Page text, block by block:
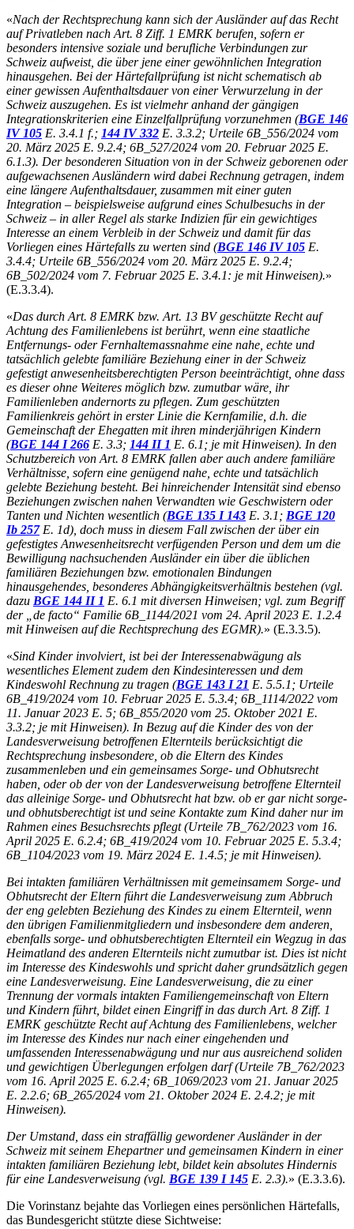
«Nach der Rechtsprechung kann sich der Ausländer auf das Recht
auf Privatleben nach Art. 8 Ziff. 1 EMRK berufen, sofern er
besonders intensive soziale und berufliche Verbindungen zur
Schweiz aufweist, die über jene einer gewöhnlichen Integration
hinausgehen. Bei der Härtefallprüfung ist nicht schematisch ab
einer gewissen Aufenthaltsdauer von einer Verwurzelung in der
Schweiz auszugehen. Es ist vielmehr anhand der gängigen
Integrationskriterien eine Einzelfallprüfung vorzunehmen (BGE 146
IV 105 E. 3.4.1 f.; 144 IV 332 E. 3.3.2; Urteile 6B_556/2024 vom
20. März 2025 E. 9.2.4; 6B_527/2024 vom 20. Februar 2025 E.
6.1.3). Der besonderen Situation von in der Schweiz geborenen oder
aufgewachsenen Ausländern wird dabei Rechnung getragen, indem
eine längere Aufenthaltsdauer, zusammen mit einer guten
Integration – beispielsweise aufgrund eines Schulbesuchs in der
Schweiz – in aller Regel als starke Indizien für ein gewichtiges
Interesse an einem Verbleib in der Schweiz und damit für das
Vorliegen eines Härtefalls zu werten sind (BGE 146 IV 105 E.
3.4.4; Urteile 6B_556/2024 vom 20. März 2025 E. 9.2.4;
6B_502/2024 vom 7. Februar 2025 E. 3.4.1: je mit Hinweisen).»
(E.3.3.4).
«Das durch Art. 8 EMRK bzw. Art. 13 BV geschützte Recht auf
Achtung des Familienlebens ist berührt, wenn eine staatliche
Entfernungs- oder Fernhaltemassnahme eine nahe, echte und
tatsächlich gelebte familiäre Beziehung einer in der Schweiz
gefestigt anwesenheitsberechtigten Person beeinträchtigt, ohne dass
es dieser ohne Weiteres möglich bzw. zumutbar wäre, ihr
Familienleben andernorts zu pflegen. Zum geschützten
Familienkreis gehört in erster Linie die Kernfamilie, d.h. die
Gemeinschaft der Ehegatten mit ihren minderjährigen Kindern
(BGE 144 I 266 E. 3.3; 144 II 1 E. 6.1; je mit Hinweisen). In den
Schutzbereich von Art. 8 EMRK fallen aber auch andere familiäre
Verhältnisse, sofern eine genügend nahe, echte und tatsächlich
gelebte Beziehung besteht. Bei hinreichender Intensität sind ebenso
Beziehungen zwischen nahen Verwandten wie Geschwistern oder
Tanten und Nichten wesentlich (BGE 135 I 143 E. 3.1; BGE 120
Ib 257E. 1d), doch muss in diesem Fall zwischen der über ein
gefestigtes Anwesenheitsrecht verfügenden Person und dem um die
Bewilligung nachsuchenden Ausländer ein über die üblichen
familiären Beziehungen bzw. emotionalen Bindungen
hinausgehendes, besonderes Abhängigkeitsverhältnis bestehen (vgl.
dazu BGE 144 II 1 E. 6.1 mit diversen Hinweisen; vgl. zum Begriff
der „de facto“ Familie 6B_1144/2021 vom 24. April 2023 E. 1.2.4
mit Hinweisen auf die Rechtsprechung des EGMR).» (E.3.3.5).
«Sind Kinder involviert, ist bei der Interessenabwägung als
wesentliches Element zudem den Kindesinteressen und dem
Kindeswohl Rechnung zu tragen (BGE 143 I 21 E. 5.5.1; Urteile
6B_419/2024 vom 10. Februar 2025 E. 5.3.4; 6B_1114/2022 vom
11. Januar 2023 E. 5; 6B_855/2020 vom 25. Oktober 2021 E.
3.3.2; je mit Hinweisen). In Bezug auf die Kinder des von der
Landesverweisung betroffenen Elternteils berücksichtigt die
Rechtsprechung insbesondere, ob die Eltern des Kindes
zusammenleben und ein gemeinsames Sorge- und Obhutsrecht
haben, oder ob der von der Landesverweisung betroffene Elternteil
das alleinige Sorge- und Obhutsrecht hat bzw. ob er gar nicht sorge-
und obhutsberechtigt ist und seine Kontakte zum Kind daher nur im
Rahmen eines Besuchsrechts pflegt (Urteile 7B_762/2023 vom 16.
April 2025 E. 6.2.4; 6B_419/2024 vom 10. Februar 2025 E. 5.3.4;
6B_1104/2023 vom 19. März 2024 E. 1.4.5; je mit Hinweisen).
Bei intakten familiären Verhältnissen mit gemeinsamem Sorge- und
Obhutsrecht der Eltern führt die Landesverweisung zum Abbruch
der eng gelebten Beziehung des Kindes zu einem Elternteil, wenn
den übrigen Familienmitgliedern und insbesondere dem anderen,
ebenfalls sorge- und obhutsberechtigten Elternteil ein Wegzug in das
Heimatland des anderen Elternteils nicht zumutbar ist. Dies ist nicht
im Interesse des Kindeswohls und spricht daher grundsätzlich gegen
eine Landesverweisung. Eine Landesverweisung, die zu einer
Trennung der vormals intakten Familiengemeinschaft von Eltern
und Kindern führt, bildet einen Eingriff in das durch Art. 8 Ziff. 1
EMRK geschützte Recht auf Achtung des Familienlebens, welcher
im Interesse des Kindes nur nach einer eingehenden und
umfassenden Interessenabwägung und nur aus ausreichend soliden
und gewichtigen Überlegungen erfolgen darf (Urteile 7B_762/2023
vom 16. April 2025 E. 6.2.4; 6B_1069/2023 vom 21. Januar 2025
E. 2.2.6; 6B_265/2024 vom 21. Oktober 2024 E. 2.4.2; je mit
Hinweisen).
Der Umstand, dass ein straffällig gewordener Ausländer in der
Schweiz mit seinem Ehepartner und gemeinsamen Kindern in einer
intakten familiären Beziehung lebt, bildet kein absolutes Hindernis
für eine Landesverweisung (vgl. BGE 139 I 145 E. 2.3).» (E.3.3.6).
Die Vorinstanz bejahte das Vorliegen eines persönlichen Härtefalls,
das Bundesgericht stützte diese Sichtweise: